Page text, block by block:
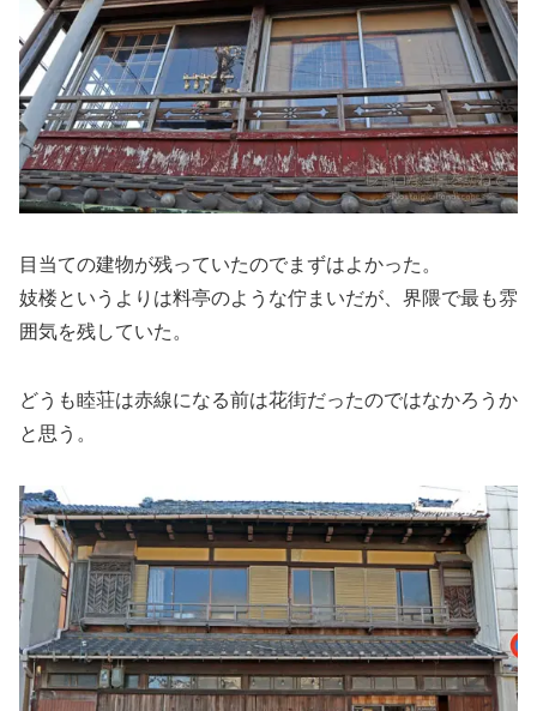
目当ての建物が残っていたのでまずはよかった。
妓楼というよりは料亭のような佇まいだが、界隈で最も雰
囲気を残していた。
どうも睦荘は赤線になる前は花街だったのではなかろうか
と思う。